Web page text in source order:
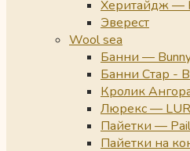
Херитайдж —
Эверест
Wool sea
Банни —
Банни Стар -
Кролик
Люрекс —
Пайетки —
Пайетки на